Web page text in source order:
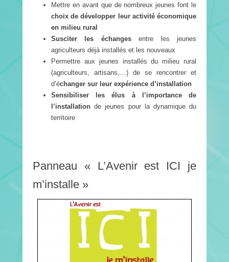
Mettre en avant que de nombreux jeunes font le
choix de développer leur activité économique
en milieu rural
Susciter les échangesentre les jeunes
agriculteurs déjà installés et les nouveaux
Permettre aux jeunes installés du milieu rural
(agriculteurs, artisans,…) de se rencontrer et
d’échanger sur leur expérience d’installation
Sensibiliser les élus à l’importance de
l’installation de jeunes pour la dynamique du
territoire
Panneau « L’Avenir est ICI je
m’installe »